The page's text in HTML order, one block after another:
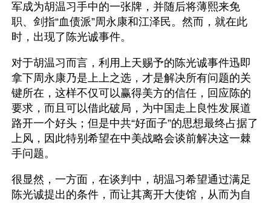
军成为胡温习手中的一张牌，并随后将薄熙来免
职、剑指“血债派”周永康和江泽民。然而，就在此
时，出现了陈光诚事件。
对于胡温习而言，利用上天赐予的陈光诚事件迅即
拿下周永康乃是上上之选，才是解决所有问题的关
键所在，这样不仅可以赢得美方的信任，回应陈的
要求，而且可以借此破局，为中国走上良性发展道
路开一个好头；但是中共“好面子”的思想最终占据了
上风，因此特别希望在中美战略会谈前解决这一棘
手问题。
很显然，一方面，在谈判中，胡温习希望通过满足
陈光诚提出的条件，而让其离开大使馆，从而为自